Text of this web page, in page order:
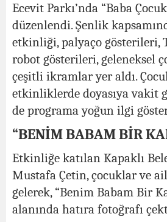
Ecevit Parkı’nda “Baba
düzenlendi. Şenlik
etkinliği, palyaço gösterileri,
robot gösterileri, geleneksel
çeşitli ikramlar yer aldı.
etkinliklerde doyasıya vakit
de programa yoğun ilgi
“BENİM BABAM BİR
Etkinliğe katılan Kapaklı
Mustafa Çetin, çocuklar ve
gelerek, “Benim Babam Bir
alanında hatıra fotoğrafı